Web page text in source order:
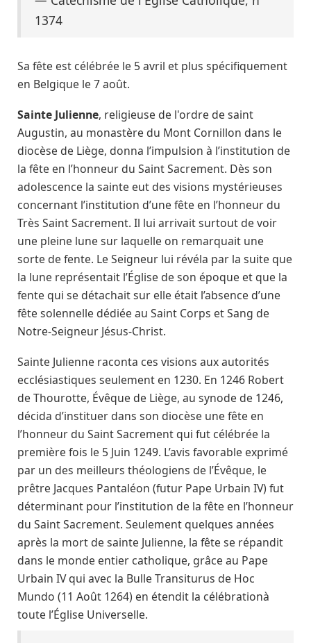
1374
Sa fête est célébrée le 5 avril et plus spécifiquement
en Belgique le 7 août.
Sainte Julienne, religieuse de l'ordre de saint
Augustin, au monastère du Mont Cornillon dans le
diocèse de Liège, donna l’impulsion à l’institution de
la fête en l’honneur du Saint Sacrement. Dès son
adolescence la sainte eut des visions mystérieuses
concernant l’institution d’une fête en l’honneur du
Très Saint Sacrement. Il lui arrivait surtout de voir
une pleine lune sur laquelle on remarquait une
sorte de fente. Le Seigneur lui révéla par la suite que
la lune représentait l’Église de son époque et que la
fente qui se détachait sur elle était l’absence d’une
fête solennelle dédiée au Saint Corps et Sang de
Notre-Seigneur Jésus-Christ.
Sainte Julienne raconta ces visions aux autorités
ecclésiastiques seulement en 1230. En 1246 Robert
de Thourotte, Évêque de Liège, au synode de 1246,
décida d’instituer dans son diocèse une fête en
l’honneur du Saint Sacrement qui fut célébrée la
première fois le 5 Juin 1249. L’avis favorable exprimé
par un des meilleurs théologiens de l’Évêque, le
prêtre Jacques Pantaléon (futur Pape Urbain IV) fut
déterminant pour l’institution de la fête en l’honneur
du Saint Sacrement. Seulement quelques années
après la mort de sainte Julienne, la fête se répandit
dans le monde entier catholique, grâce au Pape
Urbain IV qui avec la Bulle Transiturus de Hoc
Mundo (11 Août 1264) en étendit la célébrationà
toute l’Église Universelle.